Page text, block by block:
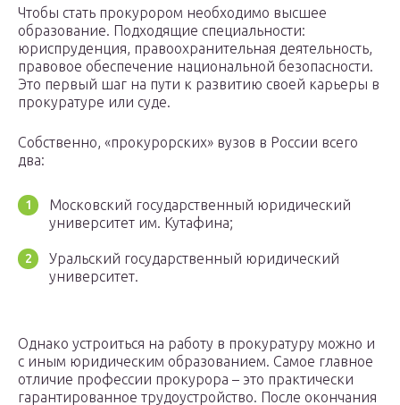
Чтобы стать прокурором необходимо высшее
образование. Подходящие специальности:
юриспруденция, правоохранительная деятельность,
правовое обеспечение национальной безопасности.
Это первый шаг на пути к развитию своей карьеры в
прокуратуре или суде.
Собственно, «прокурорских» вузов в России всего
два:
Московский государственный юридический
университет им. Кутафина;
Уральский государственный юридический
университет.
Однако устроиться на работу в прокуратуру можно и
с иным юридическим образованием. Самое главное
отличие профессии прокурора – это практически
гарантированное трудоустройство. После окончания